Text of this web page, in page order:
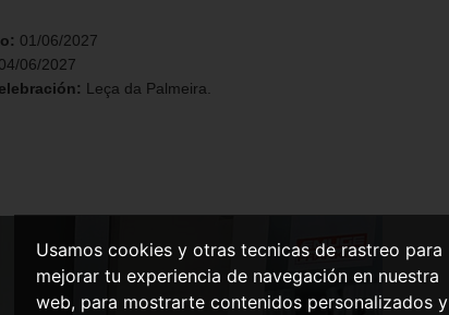
Usamos cookies y otras tecnicas de rastreo para
mejorar tu experiencia de navegación en nuestra
web, para mostrarte contenidos personalizados y
01/06/2027
04/06/2027
Leça da Palmeira.